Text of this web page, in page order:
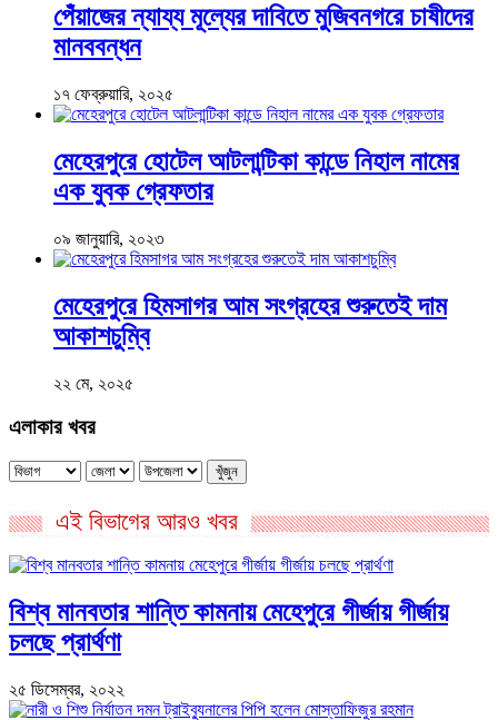
পেঁয়াজের ন্যায্য মূল্যের দাবিতে মুজিবনগরে চাষীদের
মানববন্ধন
১৭ ফেব্রুয়ারি, ২০২৫
মেহেরপুরে হোটেল আটলান্টিকা কান্ডে নিহাল নামের
এক যুবক গ্রেফতার
০৯ জানুয়ারি, ২০২৩
মেহেরপুরে হিমসাগর আম সংগ্রহের শুরুতেই দাম
আকাশচুম্বি
২২ মে, ২০২৫
এলাকার খবর
খুঁজুন
এই বিভাগের আরও খবর
বিশ্ব মানবতার শান্তি কামনায় মেহেপুরে গীর্জায় গীর্জায়
চলছে প্রার্থণা
২৫ ডিসেম্বর, ২০২২